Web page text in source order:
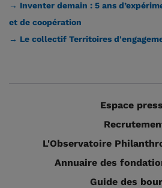
→ Inventer demain : 5 ans
et de coopération
→ Le collectif Territoires
Espace
L'Observatoire
Annuaire des
Guide des